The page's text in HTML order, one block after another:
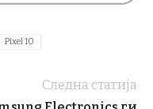
Pixel 10
Следна статија